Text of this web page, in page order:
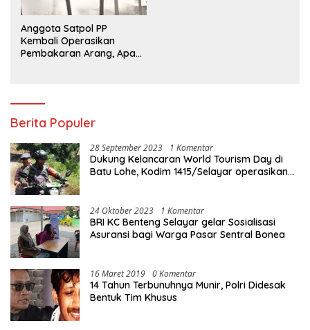
Anggota Satpol PP
Kembali Operasikan
Pembakaran Arang, Apa
Berita Populer
28 September 2023 1 Komentar
Dukung Kelancaran World Tourism Day di
Batu Lohe, Kodim 1415/Selayar operasikan
24 Oktober 2023 1 Komentar
BRI KC Benteng Selayar gelar Sosialisasi
Asuransi bagi Warga Pasar Sentral Bonea
16 Maret 2019 0 Komentar
14 Tahun Terbunuhnya Munir, Polri Didesak
Bentuk Tim Khusus